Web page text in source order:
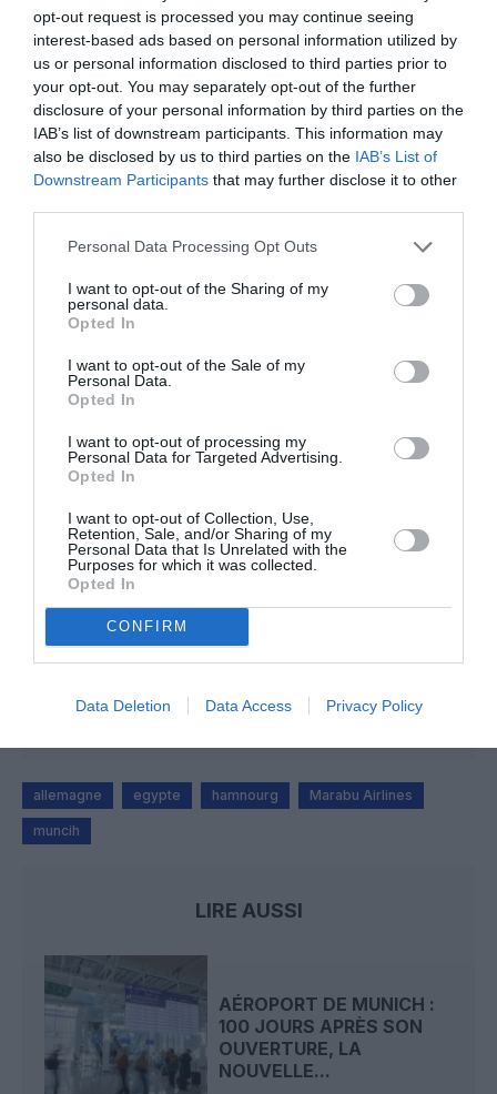
opt-out request is processed you may continue seeing
interest-based ads based on personal information utilized by
us or personal information disclosed to third parties prior to
your opt-out. You may separately opt-out of the further
disclosure of your personal information by third parties on the
IAB’s list of downstream participants. This information may
also be disclosed by us to third parties on the IAB’s List of
Downstream Participants that may further disclose it to other
Personal Data Processing Opt Outs
I want to opt-out of the Sharing of my
personal data.
Opted In
I want to opt-out of the Sale of my
Personal Data.
Opted In
I want to opt-out of processing my
Personal Data for Targeted Advertising.
Opted In
I want to opt-out of Collection, Use,
Retention, Sale, and/or Sharing of my
Personal Data that Is Unrelated with the
Purposes for which it was collected.
Opted In
CONFIRM
Data Deletion Data Access Privacy Policy
FAIRE UN DON
Appel aux lecteurs !
Soutenez Air Journal participezà son
développement !
DERNIERS COMMENTAIRES
19 h 23 sans escale : le Boeing 777F de National
Airlines relie l’Écosse à l’Australie
Sauf si…a commenté l'article :
diplomatique
allemagne egypte hamnourg Marabu Airlines
muncih
LIRE AUSSI
AÉROPORT DE MUNICH :
100 JOURS APRÈS SON
OUVERTURE, LA
NOUVELLE...